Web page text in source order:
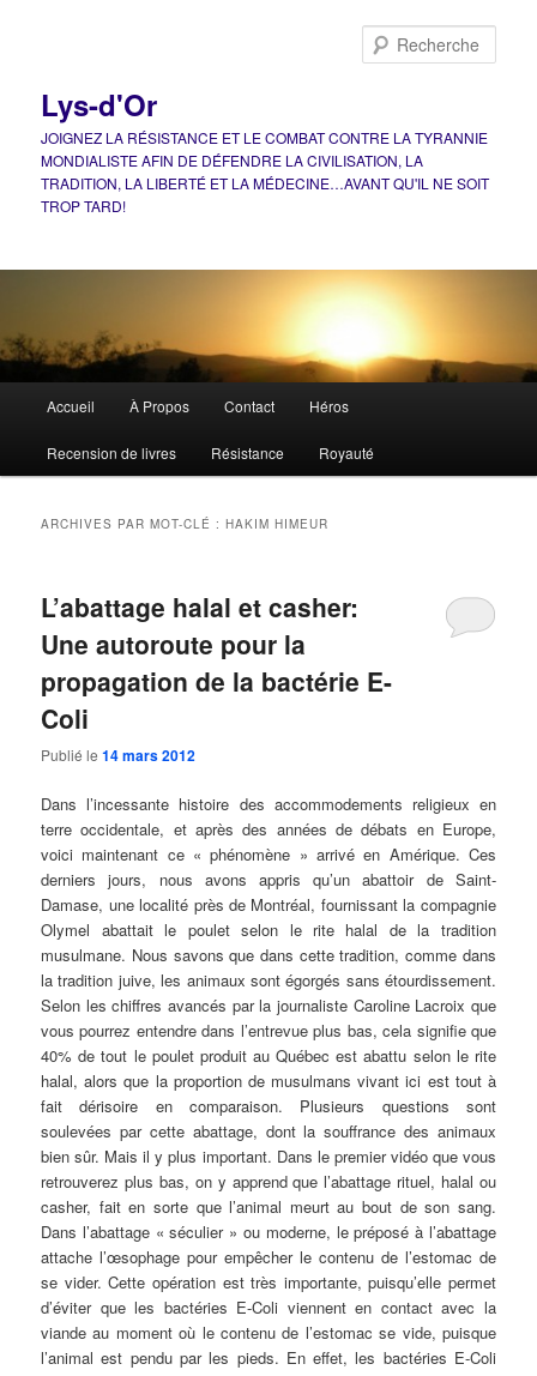
Lys-d'Or
JOIGNEZ LA RÉSISTANCE ET LE COMBAT CONTRE LA TYRANNIE
MONDIALISTE AFIN DE DÉFENDRE LA CIVILISATION, LA
TRADITION, LA LIBERTÉ ET LA MÉDECINE…AVANT QU'IL NE SOIT
TROP TARD!
principal
Accueil À Propos Contact Héros
Recension de livres Résistance Royauté
ARCHIVES PAR MOT-CLÉ :HAKIM HIMEUR
L’abattage halal et casher:
Une autoroute pour la
propagation de la bactérie E-
Coli
Publié le14 mars 2012
Dans l’incessante histoire des accommodements religieux en
terre occidentale, et après des années de débats en Europe,
voici maintenant ce « phénomène » arrivé en Amérique. Ces
derniers jours, nous avons appris qu’un abattoir de Saint-
Damase, une localité près de Montréal, fournissant la compagnie
Olymel abattait le poulet selon le rite halal de la tradition
musulmane. Nous savons que dans cette tradition, comme dans
la tradition juive, les animaux sont égorgés sans étourdissement.
Selon les chiffres avancés par la journaliste Caroline Lacroix que
vous pourrez entendre dans l’entrevue plus bas, cela signifie que
40% de tout le poulet produit au Québec est abattu selon le rite
halal, alors que la proportion de musulmans vivant ici est tout à
fait dérisoire en comparaison. Plusieurs questions sont
soulevées par cette abattage, dont la souffrance des animaux
bien sûr. Mais il y plus important. Dans le premier vidéo que vous
retrouverez plus bas, on y apprend que l’abattage rituel, halal ou
casher, fait en sorte que l’animal meurt au bout de son sang.
Dans l’abattage « séculier » ou moderne, le préposé à l’abattage
attache l’œsophage pour empêcher le contenu de l’estomac de
se vider. Cette opération est très importante, puisqu’elle permet
d’éviter que les bactéries E-Coli viennent en contact avec la
viande au moment où le contenu de l’estomac se vide, puisque
l’animal est pendu par les pieds. En effet, les bactéries E-Coli